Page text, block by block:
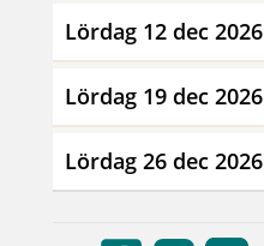
Lördag 12 dec 2026
Lördag 19 dec 2026
Lördag 26 dec 2026